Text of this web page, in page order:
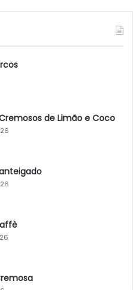
de Limão e Coco